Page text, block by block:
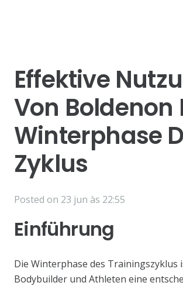
Effektive
Von Boldenon
Winterphase
Zyklus
Posted on 23 jun às 22:55
Einführung
Die Winterphase des Trainingszyklus
Bodybuilder und Athleten eine